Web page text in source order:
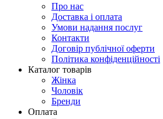
Про нас
Доставка і оплата
Умови надання послуг
Контакти
Договір публічної оферти
Політика конфіденційності
Каталог товарів
Жінка
Чоловік
Бренди
Оплата